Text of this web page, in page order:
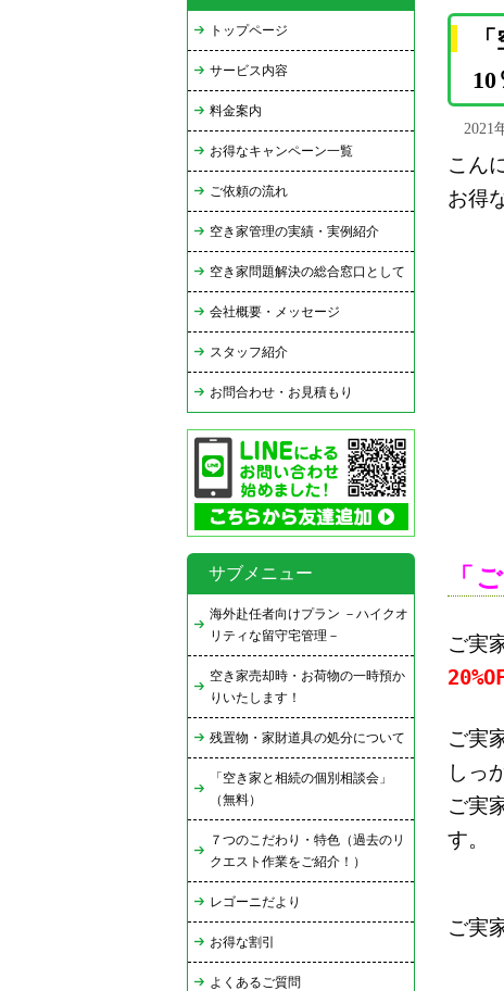
10
2021
こん
お得
「
ご実
ご実
しっ
ご実
す。
ご実
トップページ
サービス内容
料金案内
お得なキャンペーン一覧
ご依頼の流れ
空き家管理の実績・実例紹介
空き家問題解決の総合窓口として
会社概要・メッセージ
スタッフ紹介
お問合わせ・お見積もり
サブメニュー
海外赴任者向けプラン －ハイクオ
リティな留守宅管理－
空き家売却時・お荷物の一時預か
りいたします！
残置物・家財道具の処分について
「空き家と相続の個別相談会」
（無料）
７つのこだわり・特色（過去のリ
クエスト作業をご紹介！）
レゴーニだより
お得な割引
よくあるご質問